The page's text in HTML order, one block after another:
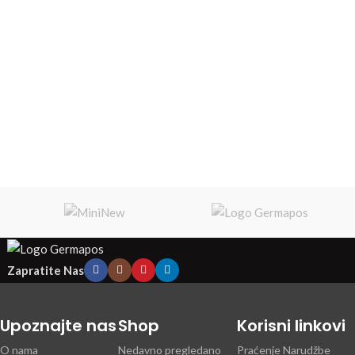
Zapratite Nas
Upoznajte nas
O nama
Shop
Nedavno pregledano
Korisni linkovi
Praćenje Narudžbe